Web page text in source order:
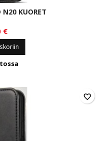
N20 KUORET
€
favorite_border